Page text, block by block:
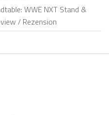
WWE NXT Stand &
/ Rezension